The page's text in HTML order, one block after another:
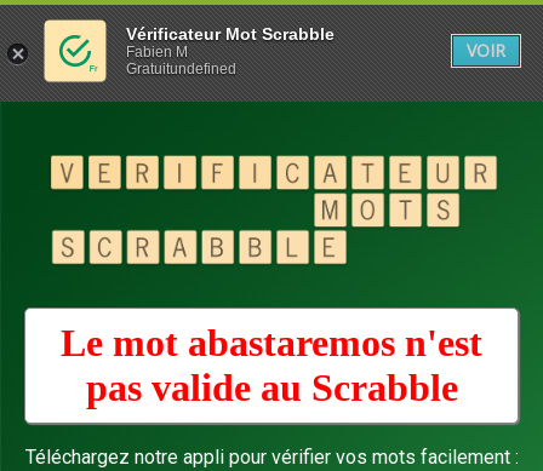
Le mot abastaremos n'est
pas valide au Scrabble
Téléchargez notre appli pour vérifier vos mots facilement :
Vérificateur Mot Scrabble
Fabien M
Gratuitundefined
VOIR